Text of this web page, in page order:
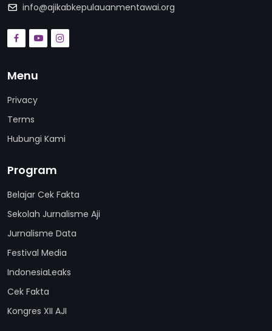
info@ajikabkepulauanmentawai.org
Menu
Privacy
Terms
Hubungi Kami
Program
Belajar Cek Fakta
Sekolah Jurnalisme Aji
Jurnalisme Data
Festival Media
IndonesiaLeaks
Cek Fakta
Kongres XII AJI